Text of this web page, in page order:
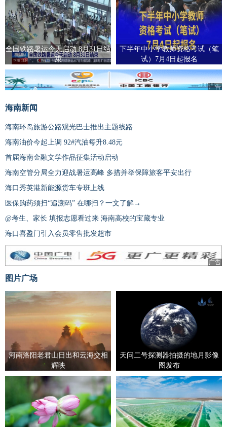
全国铁路暑运今天启动 8月31日结
束
下半年中小学教师资格考试（笔
试）7月4日起报名
广告
海南新闻
海南环岛旅游公路观光巴士推出主题线路
海南油价今起上调 92#汽油每升8.48元
首届海南金融文学作品征集活动启动
海南空管分局全力迎战暑运高峰 多措并举保障旅客平安出行
海口秀英港新能源货车专班上线
医保购药须扫“追溯码” 在哪扫？一文了解→
@考生、家长 填报志愿看过来 海南高校的宝藏专业
海口喜盈门引入会员零售批发超市
广告
图片广场
河南洛阳老君山日出和云海交相
辉映
天问二号探测器拍摄的地月影像
图发布